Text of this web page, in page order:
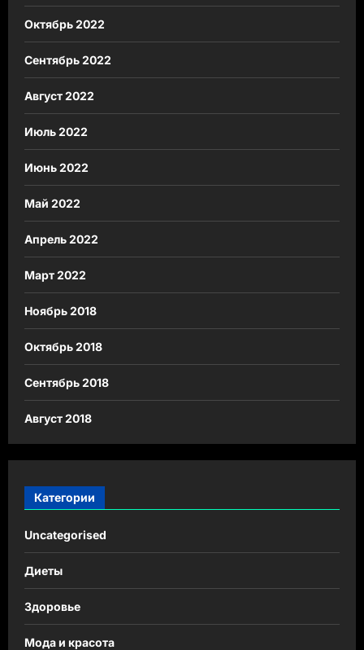
Октябрь 2022
Сентябрь 2022
Август 2022
Июль 2022
Июнь 2022
Май 2022
Апрель 2022
Март 2022
Ноябрь 2018
Октябрь 2018
Сентябрь 2018
Август 2018
Категории
Uncategorised
Диеты
Здоровье
Мода и красота